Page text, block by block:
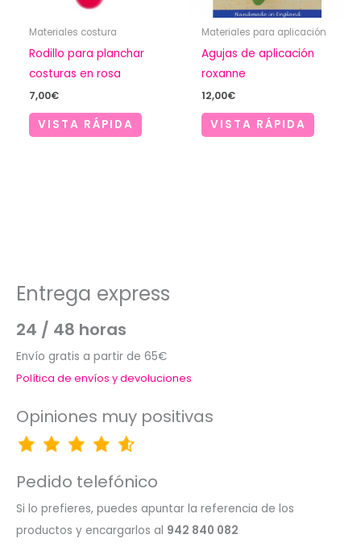
Materiales costura
Rodillo para planchar
costuras en rosa
7,00€
VISTA RÁPIDA
Materiales para aplicación
Agujas de aplicación
roxanne
12,00€
VISTA RÁPIDA
Entrega express
24 / 48 horas
Envío gratis a partir de 65€
Política de envíos y devoluciones
Opiniones muy positivas
Pedido telefónico
Si lo prefieres, puedes apuntar la referencia de los
productos y encargarlos al 942 840 082